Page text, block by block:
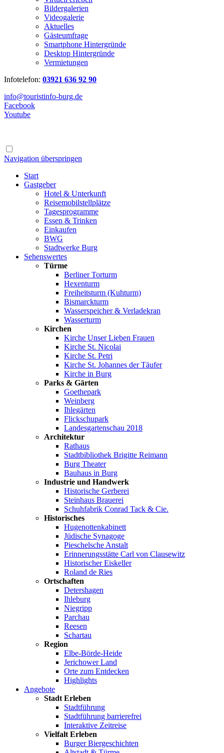
Bildergalerien
Videogalerie
Aktuelles
Gästeumfrage
Smartphone Hintergründe
Desktop Hintergründe
Vermietungen
Infotelefon: 03921 636 92 90
info@touristinfo-burg.de
Facebook
Youtube
Navigation überspringen
Start
Gastgeber
Hotel & Unterkunft
Reisemobilstellplätze
Tagesprogramme
Essen & Trinken
Einkaufen
BWG
Stadtwerke Burg
Sehenswertes
Türme
Berliner Torturm
Hexenturm
Freiheitsturm (Kuhturm)
Bismarckturm
Wasserspeicher & Verladekran
Wasserturm
Kirchen
Kirche Unser Lieben Frauen
Kirche St. Nicolai
Kirche St. Petri
Kirche St. Johannes der Täufer
Kirche in Burg
Parks & Gärten
Goethepark
Weinberg
Ihlegärten
Flickschupark
Landesgartenschau 2018
Architektur
Rathaus
Stadtbibliothek Brigitte Reimann
Burg Theater
Bauhaus in Burg
Industrie und Handwerk
Historische Gerberei
Steinhaus Brauerei
Schuhfabrik Conrad Tack & Cie.
Historisches
Hugenottenkabinett
Jüdische Synagoge
Pieschelsche Anstalt
Erinnerungsstätte Carl von Clausewitz
Historischer Eiskeller
Roland de Ries
Ortschaften
Detershagen
Ihleburg
Niegripp
Parchau
Reesen
Schartau
Region
Elbe-Börde-Heide
Jerichower Land
Orte zum Entdecken
Highlights
Angebote
Stadt Erleben
Stadtführung
Stadtführung barrierefrei
Interaktive Zeitreise
Vielfalt Erleben
Burger Biergeschichten